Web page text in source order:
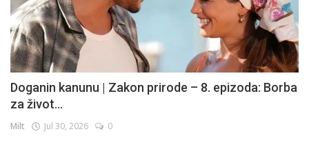
Doganin kanunu | Zakon prirode – 8. epizoda: Borba
za život...
Milt Jul 30, 2026 0